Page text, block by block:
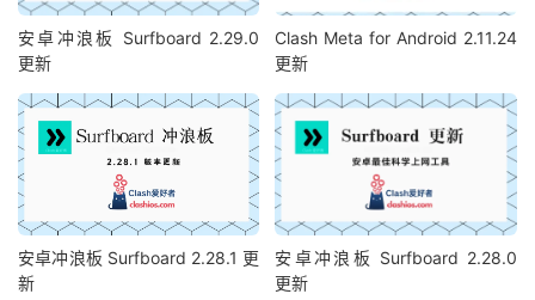
安卓冲浪板 Surfboard 2.29.0
更新
Clash Meta for Android 2.11.24
更新
安卓冲浪板 Surfboard 2.28.1 更
新
安卓冲浪板 Surfboard 2.28.0
更新